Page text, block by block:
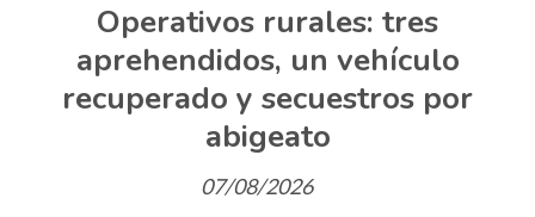
Operativos rurales: tres
aprehendidos, un vehículo
recuperado y secuestros por
abigeato
07/08/2026